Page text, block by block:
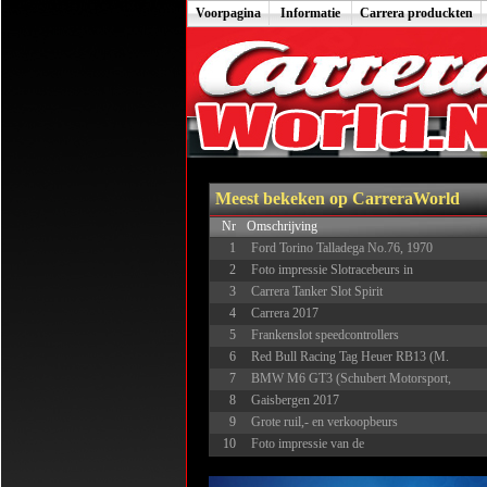
Voorpagina Informatie Carrera produckten
Meest bekeken op CarreraWorld
Nr
Omschrijving
1
Ford Torino Talladega No.76, 1970
2
Foto impressie Slotracebeurs in
3
Carrera Tanker Slot Spirit
4
Carrera 2017
5
Frankenslot speedcontrollers
6
Red Bull Racing Tag Heuer RB13 (M.
7
BMW M6 GT3 (Schubert Motorsport,
8
Gaisbergen 2017
9
Grote ruil,- en verkoopbeurs
10
Foto impressie van de